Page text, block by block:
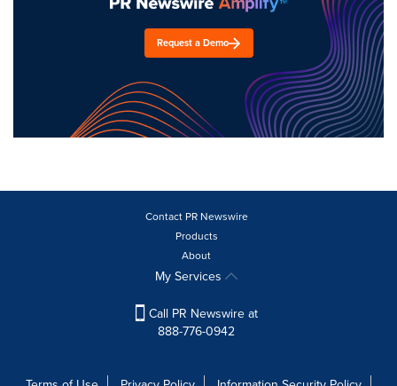
Request a Demo
Contact PR Newswire
Products
About
My Services
Call PR Newswire at
888-776-0942